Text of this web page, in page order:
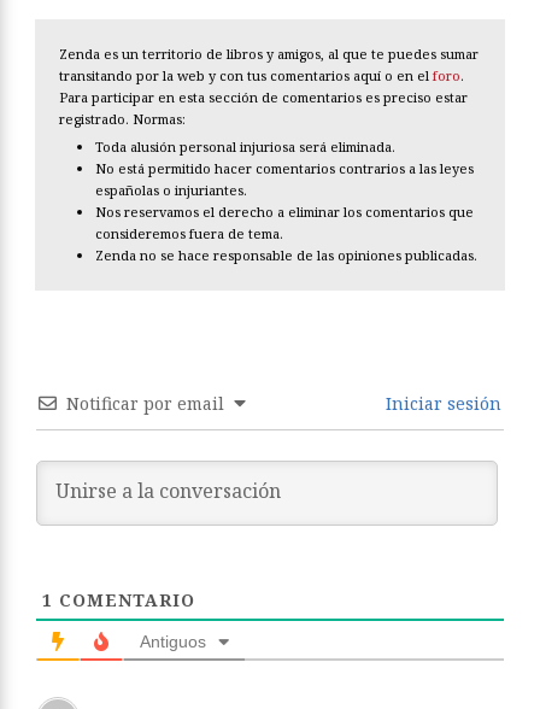
Zenda es un territorio de libros y amigos, al que te puedes sumar
transitando por la web y con tus comentarios aquí o en el foro.
Para participar en esta sección de comentarios es preciso estar
registrado. Normas:
Toda alusión personal injuriosa será eliminada.
No está permitido hacer comentarios contrarios a las leyes
españolas o injuriantes.
Nos reservamos el derecho a eliminar los comentarios que
consideremos fuera de tema.
Zenda no se hace responsable de las opiniones publicadas.
Notificar por email Iniciar sesión
1 COMENTARIO
Antiguos